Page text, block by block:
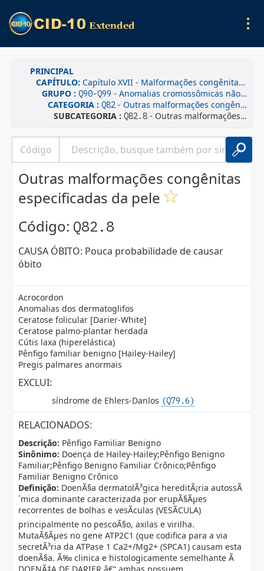
PRINCIPAL
CAPÍTULO: Capítulo XVII - Malformações congênitas, deformidades e anomalias cromossômicas
GRUPO : Q90-Q99 - Anomalias cromossômicas não classificadas em outra parte
CATEGORIA : Q82 - Outras malformações congênitas da pele
SUBCATEGORIA : Q82.8 - Outras malformações congênitas especificadas da pele
Outras malformações congênitas
especificadas da pele
Código: Q82.8
CAUSA ÓBITO: Pouca probabilidade de causar
óbito
Acrocordon
Anomalias dos dermatoglifos
Ceratose folicular [Darier-White]
Ceratose palmo-plantar herdada
Cútis laxa (hiperelástica)
Pênfigo familiar benigno [Hailey-Hailey]
Pregis palmares anormais
EXCLUI:
síndrome de Ehlers-Danlos (Q79.6)
RELACIONADOS:
Descrição: Pênfigo Familiar Benigno
Sinônimo: Doença de Hailey-Hailey;Pênfigo Benigno
Familiar;Pênfigo Benigno Familiar Crônico;Pênfigo
Familiar Benigno Crônico
Definição: DoenÃ§a dermatolÃ³gica hereditÃ¡ria autossÃ
´mica dominante caracterizada por erupÃ§Ãµes
recorrentes de bolhas e vesÃ­culas (VESÃCULA)
principalmente no pescoÃ§o, axilas e virilha.
MutaÃ§Ãµes no gene ATP2C1 (que codifica para a via
secretÃ³ria da ATPase 1 Ca2+/Mg2+ (SPCA1) causam esta
doenÃ§a. Ã‰ clinica e histologicamente semelhante Ã